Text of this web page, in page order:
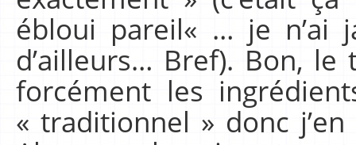
ébloui pareil« … je n’ai
d’ailleurs… Bref). Bon, le
forcément les
« traditionnel » donc